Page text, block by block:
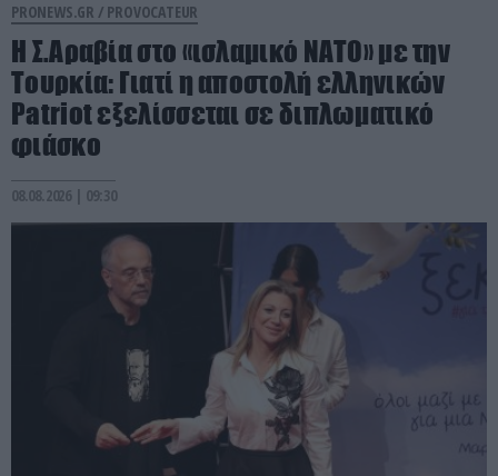
PRONEWS.GR / PROVOCATEUR
Η Σ.Αραβία στο «ισλαμικό ΝΑΤΟ» με την
Τουρκία: Γιατί η αποστολή ελληνικών
Patriot εξελίσσεται σε διπλωματικό
φιάσκο
08.08.2026 | 09:30